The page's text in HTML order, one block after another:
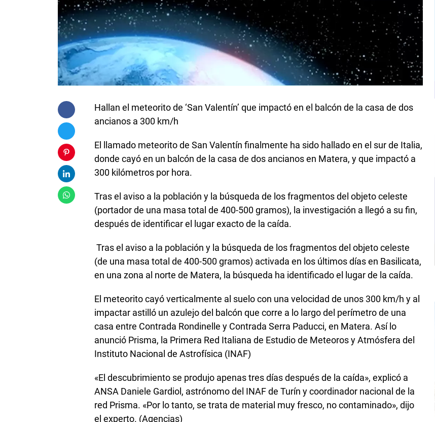
Hallan el meteorito de ‘San Valentín’ que impactó en el balcón de la casa de dos
ancianos a 300 km/h
El llamado meteorito de San Valentín finalmente ha sido hallado en el sur de Italia,
donde cayó en un balcón de la casa de dos ancianos en Matera, y que impactó a
300 kilómetros por hora.
Tras el aviso a la población y la búsqueda de los fragmentos del objeto celeste
(portador de una masa total de 400-500 gramos), la investigación a llegó a su fin,
después de identificar el lugar exacto de la caída.
Tras el aviso a la población y la búsqueda de los fragmentos del objeto celeste
(de una masa total de 400-500 gramos) activada en los últimos días en Basilicata,
en una zona al norte de Matera, la búsqueda ha identificado el lugar de la caída.
El meteorito cayó verticalmente al suelo con una velocidad de unos 300 km/h y al
impactar astilló un azulejo del balcón que corre a lo largo del perímetro de una
casa entre Contrada Rondinelle y Contrada Serra Paducci, en Matera. Así lo
anunció Prisma, la Primera Red Italiana de Estudio de Meteoros y Atmósfera del
Instituto Nacional de Astrofísica (INAF)
«El descubrimiento se produjo apenas tres días después de la caída», explicó a
ANSA Daniele Gardiol, astrónomo del INAF de Turín y coordinador nacional de la
red Prisma. «Por lo tanto, se trata de material muy fresco, no contaminado», dijo
el experto. (Agencias)